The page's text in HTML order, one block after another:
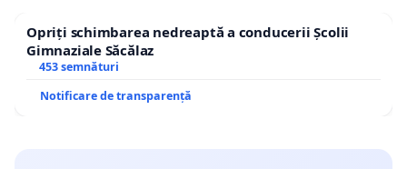
Opriți schimbarea nedreaptă a conducerii Școlii
Gimnaziale Săcălaz
453 semnături
Notificare de transparență